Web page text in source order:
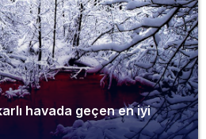
havada geçen en iyi